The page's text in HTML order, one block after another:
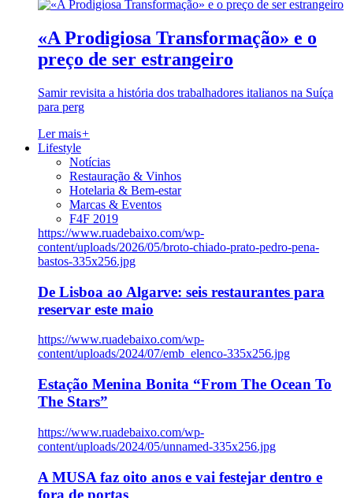
«A Prodigiosa Transformação» e o
preço de ser estrangeiro
Samir revisita a história dos trabalhadores italianos na Suíça
para perg
Ler mais+
Lifestyle
Notícias
Restauração & Vinhos
Hotelaria & Bem-estar
Marcas & Eventos
F4F 2019
https://www.ruadebaixo.com/wp-
content/uploads/2026/05/broto-chiado-prato-pedro-pena-
bastos-335x256.jpg
De Lisboa ao Algarve: seis restaurantes para
reservar este maio
https://www.ruadebaixo.com/wp-
content/uploads/2024/07/emb_elenco-335x256.jpg
Estação Menina Bonita “From The Ocean To
The Stars”
https://www.ruadebaixo.com/wp-
content/uploads/2024/05/unnamed-335x256.jpg
A MUSA faz oito anos e vai festejar dentro e
fora de portas